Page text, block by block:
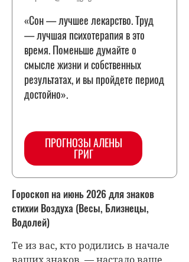
«Сон — лучшее лекарство. Труд
— лучшая психотерапия в это
время. Поменьше думайте о
смысле жизни и собственных
результатах, и вы пройдете период
достойно».
ПРОГНОЗЫ АЛЕНЫ
ГРИГ
Гороскоп на июнь 2026 для знаков
стихии Воздуха (Весы, Близнецы,
Водолей)
Те из вас, кто родились в начале